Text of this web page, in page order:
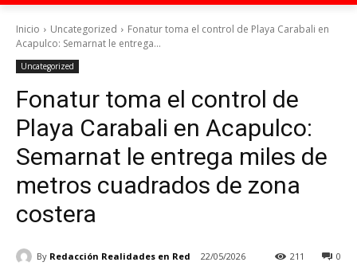
Inicio Uncategorized
Fonatur toma el control de Playa Carabali en
Acapulco: Semarnat le entrega...
Uncategorized
Fonatur toma el control de
Playa Carabali en Acapulco:
Semarnat le entrega miles de
metros cuadrados de zona
costera
By Redacción Realidades en Red 22/05/2026 0
211